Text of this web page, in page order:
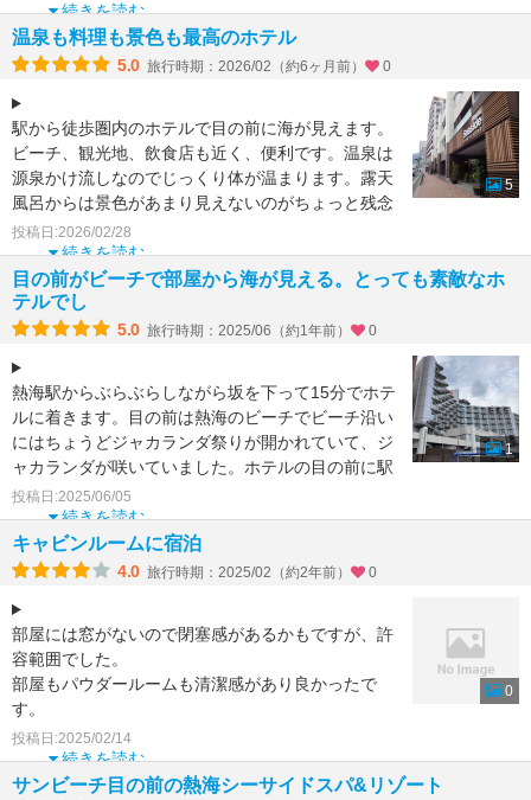
続きを読む
温泉も料理も景色も最高のホテル
5.0 旅行時期：2026/02（約6ヶ月前） 0
駅から徒歩圏内のホテルで目の前に海が見えます。
ビーチ、観光地、飲食店も近く、便利です。温泉は
源泉かけ流しなのでじっくり体が温まります。露天
風呂からは景色があまり見えないのがちょっと残念
でした。朝食のみ
続きを読む
投稿日:2026/02/28
5
目の前がビーチで部屋から海が見える。とっても素敵なホ
テルでし
5.0 旅行時期：2025/06（約1年前） 0
熱海駅からぶらぶらしながら坂を下って15分でホテ
ルに着きます。目の前は熱海のビーチでビーチ沿い
にはちょうどジャカランダ祭りが開かれていて、ジ
ャカランダが咲いていました。ホテルの目の前に駅
まで行くバス停
続きを読む
投稿日:2025/06/05
1
キャビンルームに宿泊
4.0 旅行時期：2025/02（約2年前） 0
部屋には窓がないので閉塞感があるかもですが、許
容範囲でした。
部屋もパウダールームも清潔感があり良かったで
す。
共用スペースに冷蔵庫、ポットに入ったお湯、数種
のお茶のティーパック、紙コップも用意さ
続きを読む
投稿日:2025/02/14
0
サンビーチ目の前の熱海シーサイドスパ&リゾート